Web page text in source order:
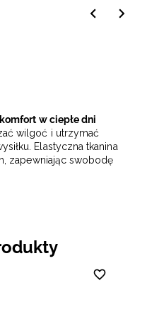
w ciepłe dni
wilgoć i utrzymać
Elastyczna tkanina
zapewniając swobodę